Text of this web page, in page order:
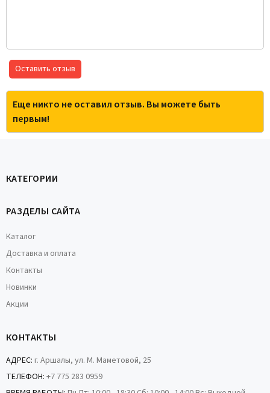
Оставить отзыв
Еще никто не оставил отзыв. Вы можете быть
первым!
КАТЕГОРИИ
РАЗДЕЛЫ САЙТА
Каталог
Доставка и оплата
Контакты
Новинки
Акции
КОНТАКТЫ
АДРЕС: г. Аршалы, ул. М. Маметовой, 25
ТЕЛЕФОН: +7 775 283 0959